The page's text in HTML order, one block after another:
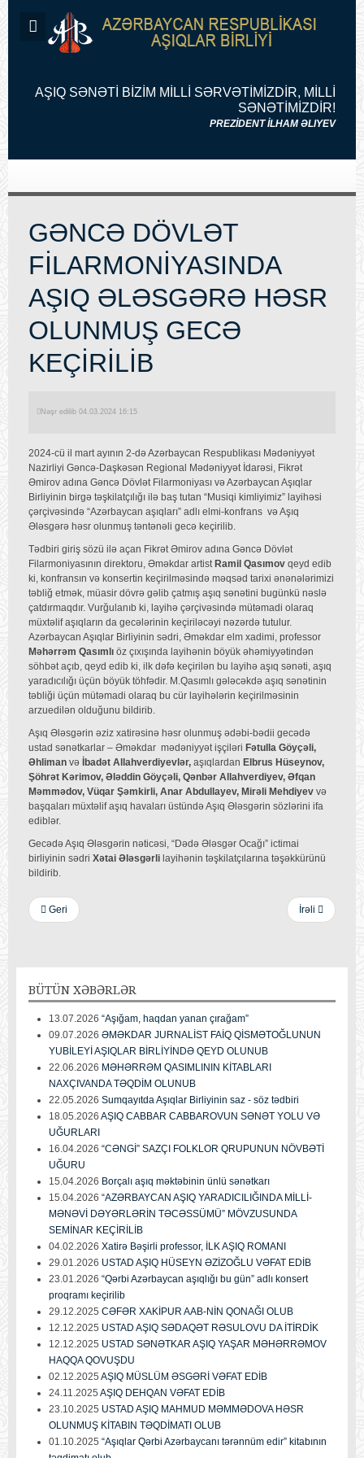
AŞIQ SƏNƏTİ BİZİM MİLLİ SƏRVƏTİMİZDİR, MİLLİ
SƏNƏTİMİZDİR!
PREZİDENT İLHAM ƏLIYEV
GƏNCƏ DÖVLƏT
FİLARMONİYASINDA
AŞIQ ƏLƏSGƏRƏ HƏSR
OLUNMUŞ GECƏ
KEÇİRİLİB
Nəşr edilib 04.03.2024 16:15
2024-cü il mart ayının 2-də Azərbaycan Respublikası Mədəniyyət
Nazirliyi Gəncə-Daşkəsən Regional Mədəniyyət İdarəsi, Fikrət
Əmirov adına Gəncə Dövlət Filarmoniyası və Azərbaycan Aşıqlar
Birliyinin birgə təşkilatçılığı ilə baş tutan “Musiqi kimliyimiz” layihəsi
çərçivəsində “Azərbaycan aşıqları” adlı elmi-konfrans və Aşıq
Ələsgərə həsr olunmuş təntənəli gecə keçirilib.
Tədbiri giriş sözü ilə açan Fikrət Əmirov adına Gəncə Dövlət
Filarmoniyasının direktoru, Əməkdar artist Ramil Qasımov qeyd edib
ki, konfransın və konsertin keçirilməsində məqsəd tarixi ənənələrimizi
təbliğ etmək, müasir dövrə gəlib çatmış aşıq sənətini bugünkü nəslə
çatdırmaqdır. Vurğulanıb ki, layihə çərçivəsində mütəmadi olaraq
müxtəlif aşıqların da gecələrinin keçiriləcəyi nəzərdə tutulur.
Azərbaycan Aşıqlar Birliyinin sədri, Əməkdar elm xadimi, professor
Məhərrəm Qasımlı öz çıxışında layihənin böyük əhəmiyyətindən
söhbət açıb, qeyd edib ki, ilk dəfə keçirilən bu layihə aşıq sənəti, aşıq
yaradıcılığı üçün böyük töhfədir. M.Qasımlı gələcəkdə aşıq sənətinin
təbliği üçün mütəmadi olaraq bu cür layihələrin keçirilməsinin
arzuedilən olduğunu bildirib.
Aşıq Ələsgərin əziz xatirəsinə həsr olunmuş ədəbi-bədii gecədə
ustad sənətkarlar – Əməkdar mədəniyyət işçiləri Fətulla Göyçəli,
Əhliman və İbadət Allahverdiyevlər, aşıqlardan Elbrus Hüseynov,
Şöhrət Kərimov, Ələddin Göyçəli, Qənbər Allahverdiyev, Əfqan
Məmmədov, Vüqar Şəmkirli, Anar Abdullayev, Mirəli Mehdiyev və
başqaları müxtəlif aşıq havaları üstündə Aşıq Ələsgərin sözlərini ifa
ediblər.
Gecədə Aşıq Ələsgərin nəticəsi, “Dədə Ələsgər Ocağı” ictimai
birliyinin sədri Xətai Ələsgərli layihənin təşkilatçılarına təşəkkürünü
bildirib.
Geri İrəli
BÜTÜN XƏBƏRLƏR
13.07.2026 “Aşığam, haqdan yanan çırağam”
09.07.2026 ƏMƏKDAR JURNALİST FAİQ QİSMƏTOĞLUNUN
YUBİLEYİ AŞIQLAR BİRLİYİNDƏ QEYD OLUNUB
22.06.2026 MƏHƏRRƏM QASIMLININ KİTABLARI
NAXÇIVANDA TƏQDİM OLUNUB
22.05.2026 Sumqayıtda Aşıqlar Birliyinin saz - söz tədbiri
18.05.2026 AŞIQ CABBAR CABBAROVUN SƏNƏT YOLU VƏ
UĞURLARI
16.04.2026 “CƏNGİ” SAZÇI FOLKLOR QRUPUNUN NÖVBƏTİ
UĞURU
15.04.2026 Borçalı aşıq məktəbinin ünlü sənətkarı
15.04.2026 “AZƏRBAYCAN AŞIQ YARADICILIĞINDA MİLLİ-
MƏNƏVİ DƏYƏRLƏRİN TƏCƏSSÜMÜ” MÖVZUSUNDA
SEMİNAR KEÇİRİLİB
04.02.2026 Xatirə Bəşirli professor, İLK AŞIQ ROMANI
29.01.2026 USTAD AŞIQ HÜSEYN ƏZİZOĞLU VƏFAT EDİB
23.01.2026 “Qərbi Azərbaycan aşıqlığı bu gün” adlı konsert
proqramı keçirilib
29.12.2025 CƏFƏR XAKİPUR AAB-NİN QONAĞI OLUB
12.12.2025 USTAD AŞIQ SƏDAQƏT RƏSULOVU DA İTİRDİK
12.12.2025 USTAD SƏNƏTKAR AŞIQ YAŞAR MƏHƏRRƏMOV
HAQQA QOVUŞDU
02.12.2025 AŞIQ MÜSLÜM ƏSGƏRİ VƏFAT EDİB
24.11.2025 AŞIQ DEHQAN VƏFAT EDİB
23.10.2025 USTAD AŞIQ MAHMUD MƏMMƏDOVA HƏSR
OLUNMUŞ KİTABIN TƏQDİMATI OLUB
01.10.2025 “Aşıqlar Qərbi Azərbaycanı tərənnüm edir” kitabının